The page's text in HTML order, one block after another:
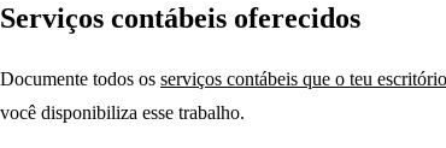
Serviços contábeis oferecidos
Documente todos os serviços contábeis que o teu
você disponibiliza esse trabalho.